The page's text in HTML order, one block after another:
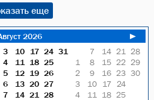
еще
2026
►
3 10 17 24 31
4
11 18 25
5
12 19 26
6
13 20 27
7
14 21
28
7 14 21
28
1
8 15 22 29
2
9 16 23 30
3
10 17
24
4
11 18 25